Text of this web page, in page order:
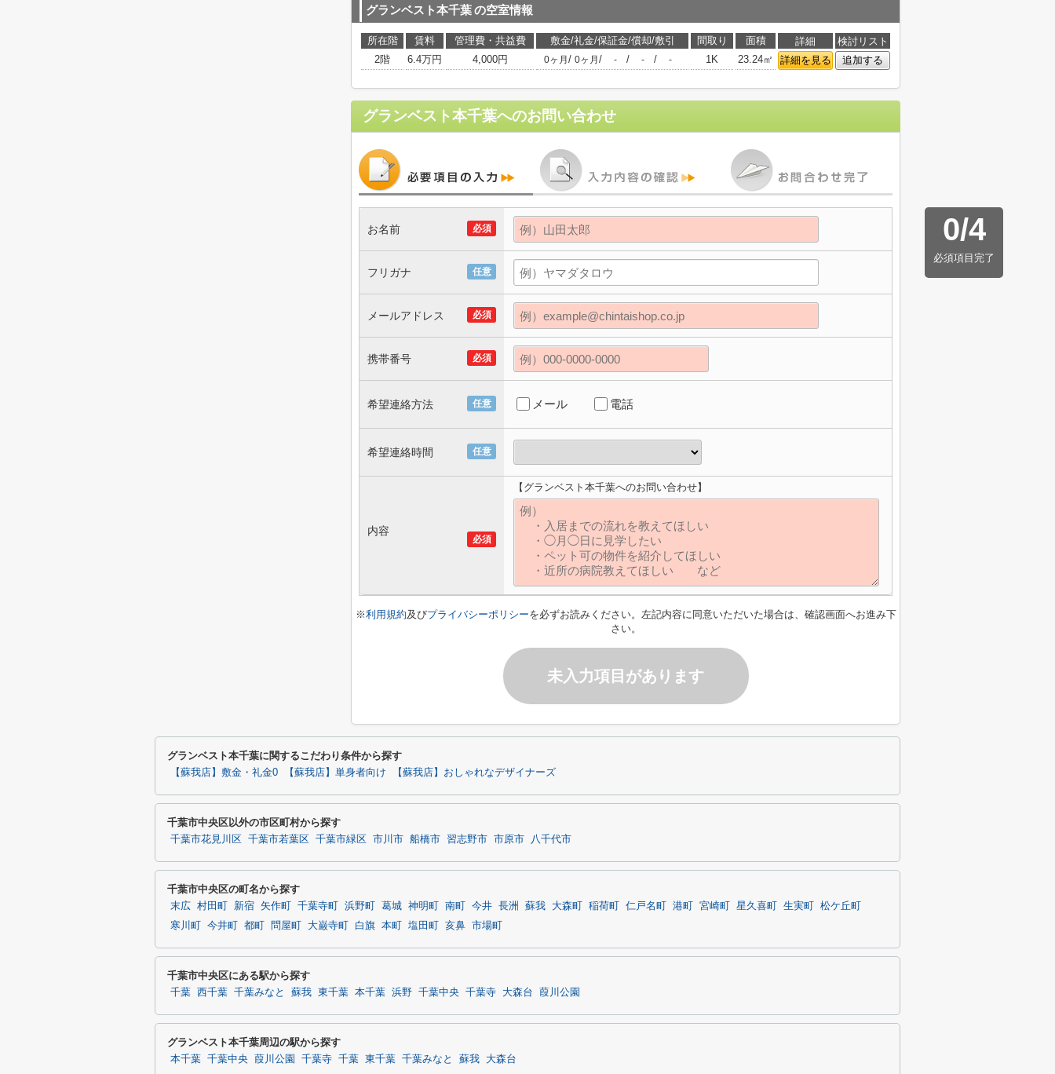
グランベスト本千葉の空室情報
所在階 賃料 管理費・共益費 敷金/礼金/保証金/償却/敷引 間取り 面積 詳細
検討リスト
2階
6.4万円 4,000円 0ヶ月 / 0ヶ月 / - / - / - 1K 23.24㎡ 詳細を見る 追加する
グランベスト本千葉へのお問い合わせ
0/4
必須項目完了
必須
お名前
任意
フリガナ
必須
メールアドレス
必須
携帯番号
任意
希望連絡方法 メール 電話
任意
希望連絡時間
必須
内容
【グランベスト本千葉へのお問い合わせ】
※利用規約及びプライバシーポリシーを必ずお読みください。左記内容に同意いただいた場合は、確認画面へお進み下
さい。
未入力項目があります
グランベスト本千葉に関するこだわり条件から探す
【蘇我店】敷金・礼金0 【蘇我店】単身者向け 【蘇我店】おしゃれなデザイナーズ
千葉市中央区以外の市区町村から探す
千葉市花見川区 千葉市若葉区 千葉市緑区 市川市 船橋市 習志野市 市原市 八千代市
千葉市中央区の町名から探す
末広 村田町 新宿 矢作町 千葉寺町 浜野町 葛城 神明町 南町 今井 長洲 蘇我 大森町 稲荷町 仁戸名町 港町 宮崎町 星久喜町 生実町
松ケ丘町
寒川町
今井町 都町 問屋町 大巌寺町 白旗 本町 塩田町 亥鼻 市場町
千葉市中央区にある駅から探す
千葉 西千葉 千葉みなと 蘇我 東千葉 本千葉 浜野 千葉中央 千葉寺 大森台 葭川公園
グランベスト本千葉周辺の駅から探す
本千葉 千葉中央 葭川公園 千葉寺 千葉 東千葉 千葉みなと 蘇我 大森台